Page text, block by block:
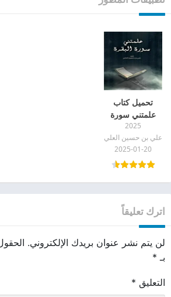
تحميل كتاب
علمتني سورة
البقرة علي بن
حسين العلي pdf
2025
علي بن حسين العلي
2025-01-20
اترك تعليقاً
لن يتم نشر عنوان بريدك الإلكتروني.
بـ *
التعليق *